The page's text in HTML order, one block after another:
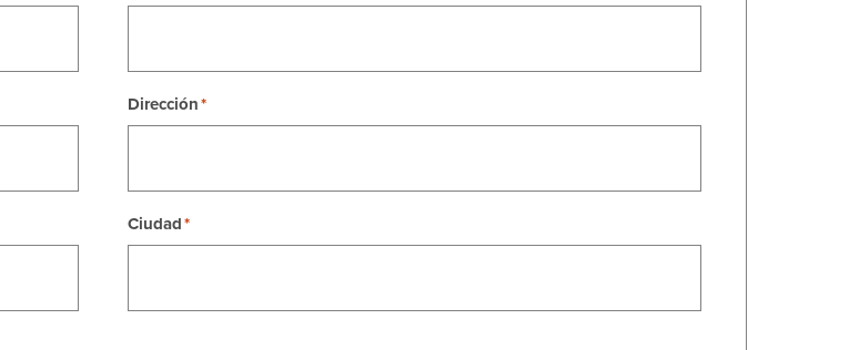
Dirección
Ciudad